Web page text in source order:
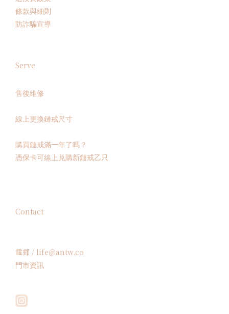
條款與細則
防詐騙宣導
Serve
售後維修
線上更換鏈戒尺寸
購買鏈戒滿一年了嗎？
憑保卡可線上兑購新鏈戒乙只
Contact
電郵 / life＠antw.co
門市資訊